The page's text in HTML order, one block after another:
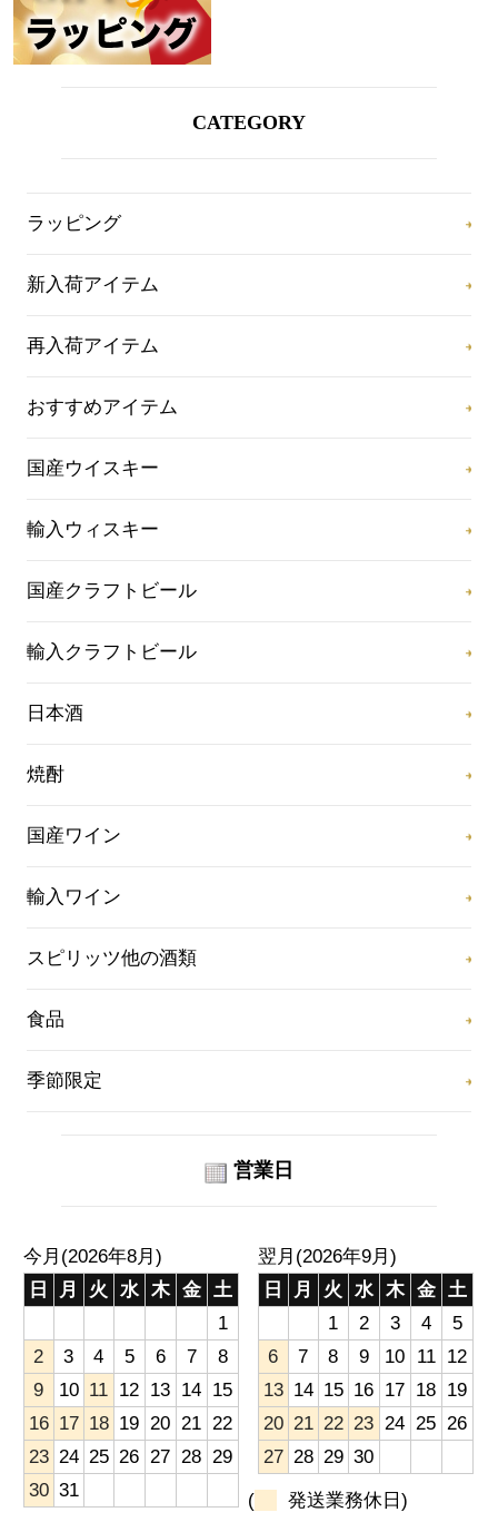
CATEGORY
ラッピング
新入荷アイテム
再入荷アイテム
おすすめアイテム
国産ウイスキー
輸入ウィスキー
国産クラフトビール
輸入クラフトビール
日本酒
焼酎
国産ワイン
輸入ワイン
スピリッツ他の酒類
食品
季節限定
営業日
今月(2026年8月)
日
月 火 水 木 金 土
1
2
3 4 5 6 7
8
9
10 11 12 13 14 15
16 17 18 19 20 21 22
23 24 25 26 27 28 29
30 31
翌月(2026年9月)
日
月 火 水 木 金
土
1
2 3 4
5
6
7 8 9 10 11
12
13 14 15 16 17 18 19
20 21 22 23 24 25 26
27 28 29 30
( 発送業務休日)